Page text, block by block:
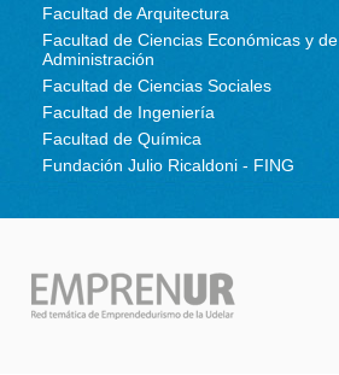
Facultad de Arquitectura
Facultad de Ciencias Económicas y de
Administración
Facultad de Ciencias Sociales
Facultad de Ingeniería
Facultad de Química
Fundación Julio Ricaldoni - FING